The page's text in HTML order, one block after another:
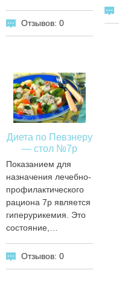
Отзывов: 0
Диета по Певзнеру
— стол №7р
Показанием для
назначения лечебно-
профилактического
рациона 7р является
гиперурикемия. Это
состояние,…
Отзывов: 0